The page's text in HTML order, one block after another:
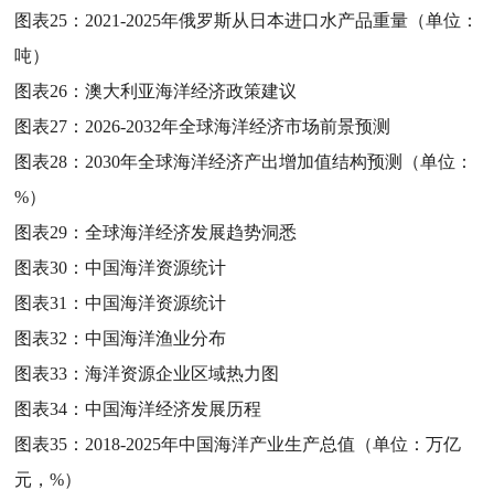
图表25： 2021-2025年俄罗斯从日本进口水产品重量（单位：
吨）
图表26：澳大利亚海洋经济政策建议
图表27： 2026-2032年全球海洋经济市场前景预测
图表28： 2030年全球海洋经济产出增加值结构预测（单位：
%）
图表29：全球海洋经济发展趋势洞悉
图表30：中国海洋资源统计
图表31：中国海洋资源统计
图表32：中国海洋渔业分布
图表33：海洋资源企业区域热力图
图表34：中国海洋经济发展历程
图表35： 2018-2025年中国海洋产业生产总值（单位：万亿
元，%）